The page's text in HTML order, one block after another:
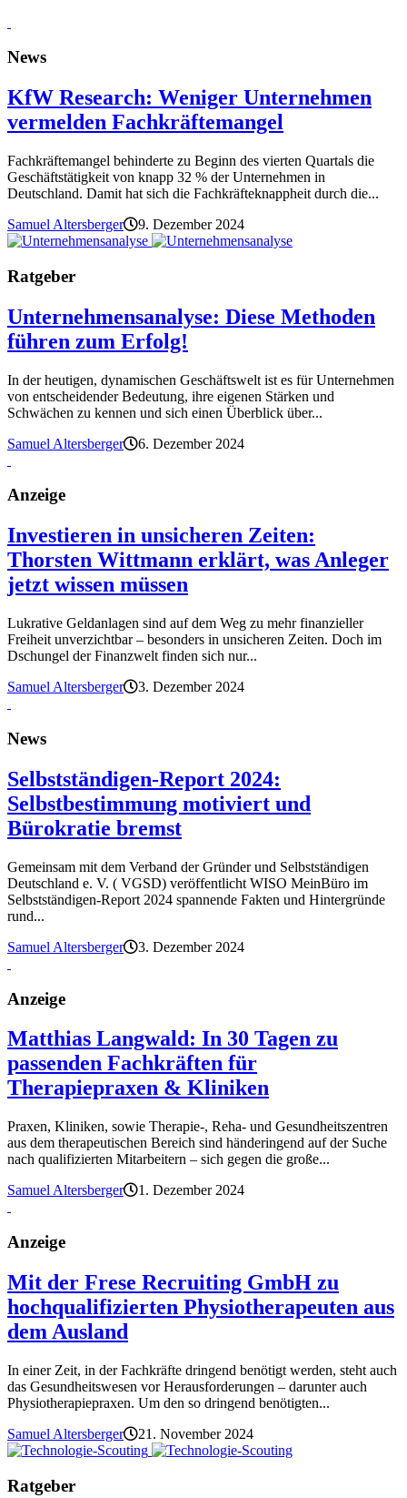
News
KfW Research: Weniger Unternehmen
vermelden Fachkräftemangel
Fachkräftemangel behinderte zu Beginn des vierten Quartals die
Geschäftstätigkeit von knapp 32 % der Unternehmen in
Deutschland. Damit hat sich die Fachkräfteknappheit durch die...
Samuel Altersberger
9. Dezember 2024
Ratgeber
Unternehmensanalyse: Diese Methoden
führen zum Erfolg!
In der heutigen, dynamischen Geschäftswelt ist es für Unternehmen
von entscheidender Bedeutung, ihre eigenen Stärken und
Schwächen zu kennen und sich einen Überblick über...
Samuel Altersberger
6. Dezember 2024
Anzeige
Investieren in unsicheren Zeiten:
Thorsten Wittmann erklärt, was Anleger
jetzt wissen müssen
Lukrative Geldanlagen sind auf dem Weg zu mehr finanzieller
Freiheit unverzichtbar – besonders in unsicheren Zeiten. Doch im
Dschungel der Finanzwelt finden sich nur...
Samuel Altersberger
3. Dezember 2024
News
Selbstständigen-Report 2024:
Selbstbestimmung motiviert und
Bürokratie bremst
Gemeinsam mit dem Verband der Gründer und Selbstständigen
Deutschland e. V. ( VGSD) veröffentlicht WISO MeinBüro im
Selbstständigen-Report 2024 spannende Fakten und Hintergründe
rund...
Samuel Altersberger
3. Dezember 2024
Anzeige
Matthias Langwald: In 30 Tagen zu
passenden Fachkräften für
Therapiepraxen & Kliniken
Praxen, Kliniken, sowie Therapie-, Reha- und Gesundheitszentren
aus dem therapeutischen Bereich sind händeringend auf der Suche
nach qualifizierten Mitarbeitern – sich gegen die große...
Samuel Altersberger
1. Dezember 2024
Anzeige
Mit der Frese Recruiting GmbH zu
hochqualifizierten Physiotherapeuten aus
dem Ausland
In einer Zeit, in der Fachkräfte dringend benötigt werden, steht auch
das Gesundheitswesen vor Herausforderungen – darunter auch
Physiotherapiepraxen. Um den so dringend benötigten...
Samuel Altersberger
21. November 2024
Ratgeber